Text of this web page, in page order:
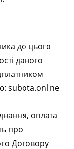
до цього
даного
subota.online
оплата
про
Договору